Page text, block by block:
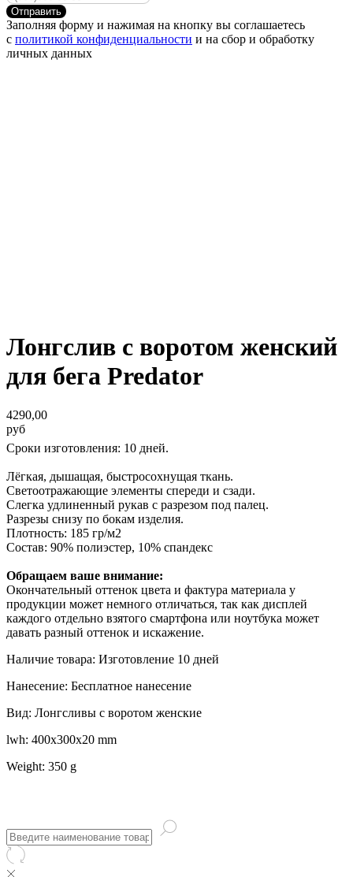
Отправить
Заполняя форму и нажимая на кнопку вы соглашаетесь
с политикой конфиденциальности и на сбор и обработку
личных данных
Лонгслив с воротом женский
для бега Predator
4290,00
руб
Сроки изготовления: 10 дней.
Лёгкая, дышащая, быстросохнущая ткань.
Светоотражающие элементы спереди и сзади.
Слегка удлиненный рукав с разрезом под палец.
Разрезы снизу по бокам изделия.
Плотность: 185 гр/м2
Состав: 90% полиэстер, 10% спандекс
Обращаем ваше внимание:
Окончательный оттенок цвета и фактура материала у
продукции может немного отличаться, так как дисплей
каждого отдельно взятого смартфона или ноутбука может
давать разный оттенок и искажение.
Наличие товара: Изготовление 10 дней
Нанесение: Бесплатное нанесение
Вид: Лонгсливы с воротом женские
lwh: 400x300x20 mm
Weight: 350 g